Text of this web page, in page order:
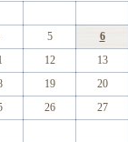
5 6
12 13
19 20
26 27